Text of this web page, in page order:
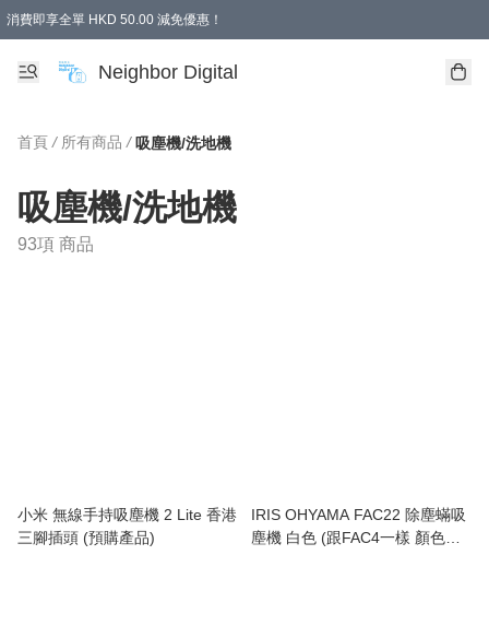
消費即享全單 HKD 50.00 減免優惠！
Neighbor Digital
首頁 / 所有商品 / 吸塵機/洗地機
吸塵機/洗地機
93項 商品
小米 無線手持吸塵機 2 Lite 香港
三腳插頭 (預購產品)
IRIS OHYAMA FAC22 除塵蟎吸
塵機 白色 (跟FAC4一樣 顏色不